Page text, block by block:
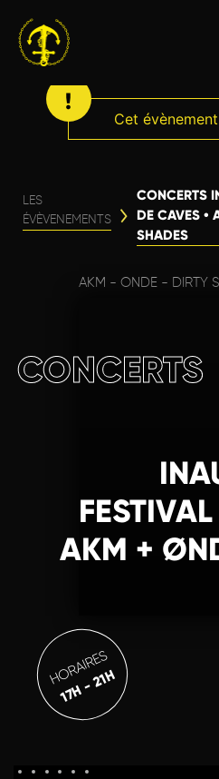
Cet
LES
ÉVÈVENEMENTS
CONCERTS
DE CAVES •
SHADES
AKM - ONDE - DIRTY
AKM +
CONCERTS
HORAIRES
17H - 21H